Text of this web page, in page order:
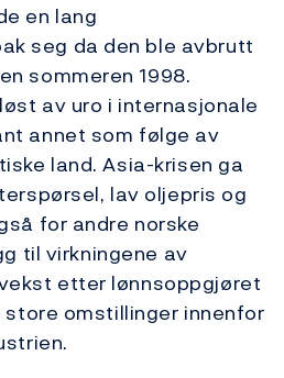
en lang
seg da den ble avbrutt
sommeren 1998.
av uro i internasjonale
annet som følge av
land. Asia-krisen ga
lav oljepris og
for andre norske
til virkningene av
etter lønnsoppgjøret
store omstillinger innenfor